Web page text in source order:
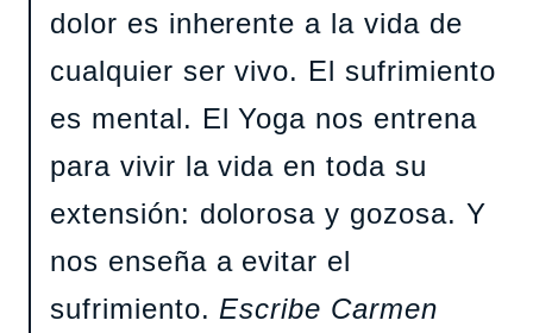
dolor es inherente a la vida de
cualquier ser vivo. El sufrimiento
es mental. El Yoga nos entrena
para vivir la vida en toda su
extensión: dolorosa y gozosa. Y
nos enseña a evitar el
sufrimiento. Escribe Carmen